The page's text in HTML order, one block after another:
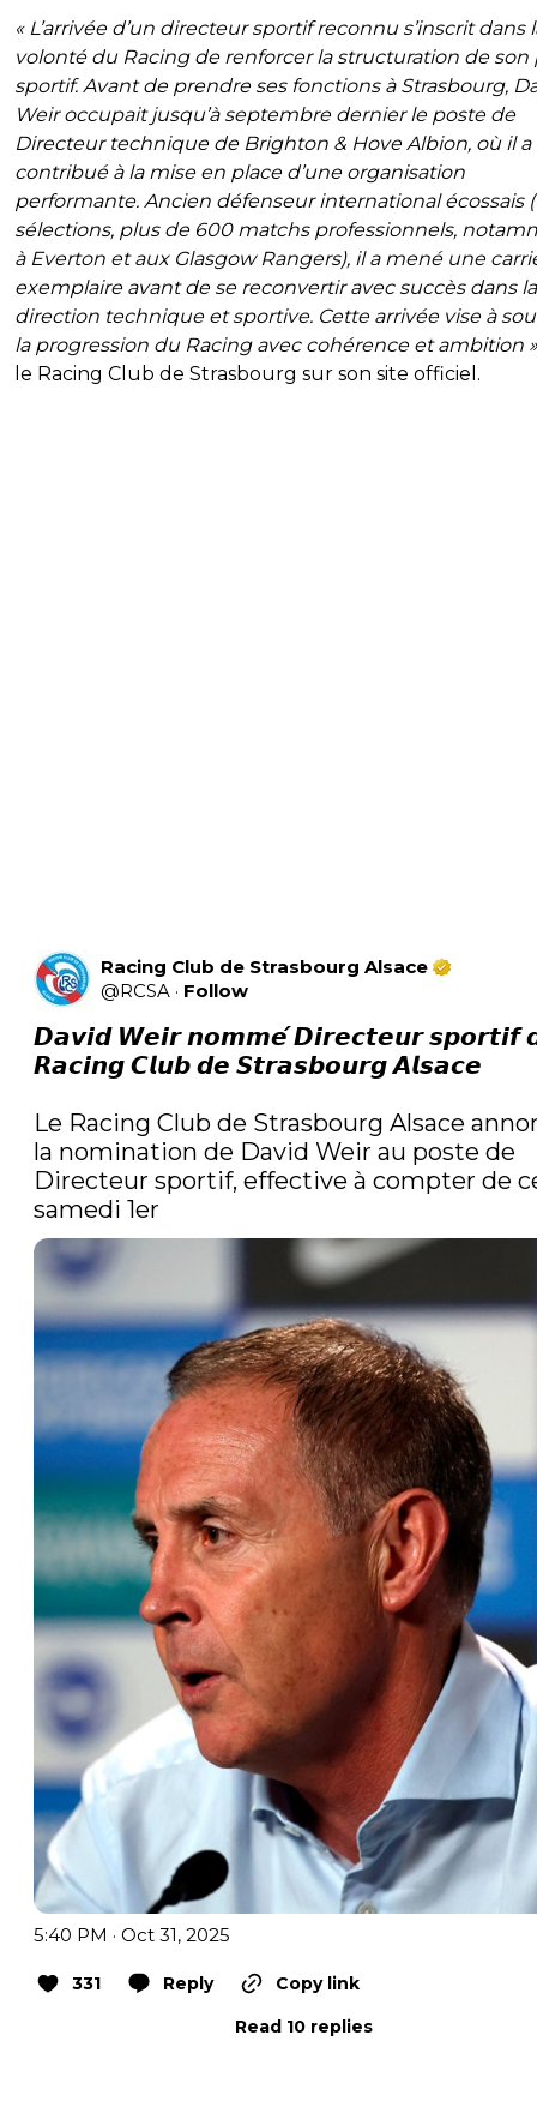
« L’arrivée d’un directeur sportif reconnu s’inscrit dans
volonté du Racing de renforcer la structuration de son
sportif. Avant de prendre ses fonctions à Strasbourg,
Weir occupait jusqu’à septembre dernier le poste de
Directeur technique de Brighton & Hove Albion, où il a
contribué à la mise en place d’une organisation
performante. Ancien défenseur international écossais
sélections, plus de 600 matchs professionnels,
à Everton et aux Glasgow Rangers), il a mené une
exemplaire avant de se reconvertir avec succès dans la
direction technique et sportive. Cette arrivée vise à
la progression du Racing avec cohérence et ambition »
le Racing Club de Strasbourg sur son site officiel.
Racing Club de Strasbourg Alsace
@RCSA · Follow
𝘿𝙖𝙫𝙞𝙙 𝙒𝙚𝙞𝙧 𝙣𝙤𝙢𝙢𝙚́ 𝘿𝙞𝙧𝙚𝙘𝙩𝙚𝙪𝙧 𝙨𝙥𝙤𝙧𝙩𝙞𝙛
𝙍𝙖𝙘𝙞𝙣𝙜 𝘾𝙡𝙪𝙗 𝙙𝙚 𝙎𝙩𝙧𝙖𝙨𝙗𝙤𝙪𝙧𝙜 𝘼𝙡𝙨𝙖𝙘𝙚
Le Racing Club de Strasbourg Alsace
la nomination de David Weir au poste de
Directeur sportif, effective à compter de
samedi 1er
5:40 PM · Oct 31, 2025
331 Reply
Copy link
Read 10 replies